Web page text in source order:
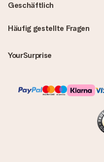
Häufig gestellte Fragen
YourSurprise
Geschäftlich